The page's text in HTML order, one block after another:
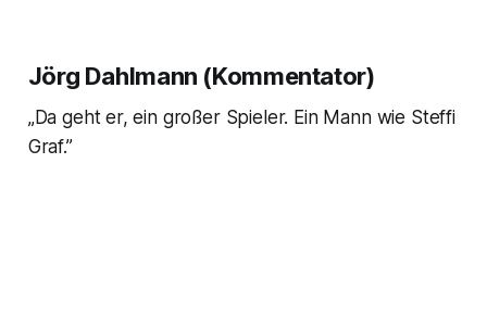
Jörg Dahlmann (Kommentator)
„Da geht er, ein großer Spieler. Ein Mann wie Steffi
Graf.”